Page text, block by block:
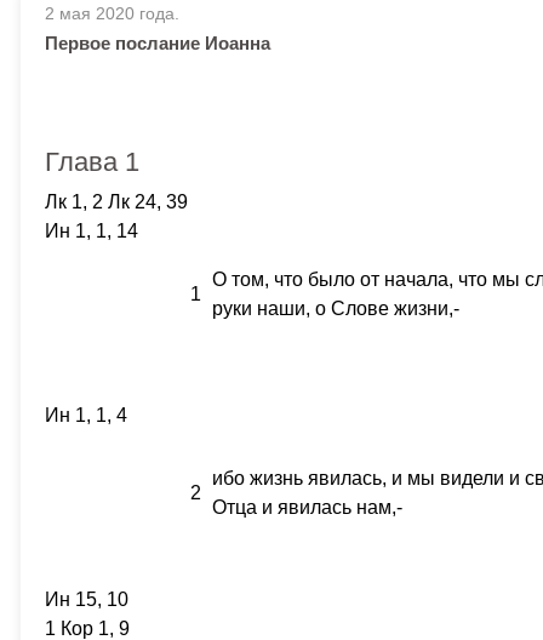
2 мая 2020 года.
Первое послание Иоанна
Глава 1
Лк 1, 2 Лк 24, 39
Ин 1, 1, 14
1
О том, что было от начала, что мы
руки наши, о Слове жизни,-
Ин 1, 1, 4
2
ибо жизнь явилась, и мы видели и
Отца и явилась нам,-
Ин 15, 10
1 Кор 1, 9